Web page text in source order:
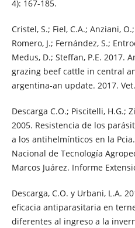
4): 167-185.
Cristel, S.; Fiel, C.A.; Anziani,
Romero, J.; Fernández, S.;
Medus, D.; Steffan, P.E. 2017.
grazing beef cattle in central
argentina-an update. 2017.
Descarga C.O.; Piscitelli, H.G.;
2005. Resistencia de los
a los antihelmínticos en la
Nacional de Tecnología
Marcos Juárez. Informe
Descarga, C.O. y Urbani, L.A.
eficacia antiparasitaria en
diferentes al ingreso a la